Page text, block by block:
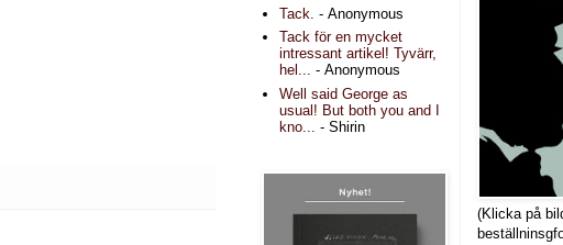
Tack. - Anonymous
Tack för en mycket
intressant artikel! Tyvärr,
hel... - Anonymous
Well said George as
usual! But both you and I
kno...
- Shirin
(Klicka på